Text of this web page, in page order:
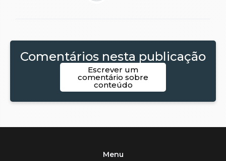
Comentários nesta publicação
Escrever um
comentário sobre
conteúdo
Menu